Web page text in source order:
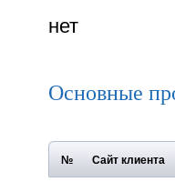
нет
Основные
№ Сайт клиента